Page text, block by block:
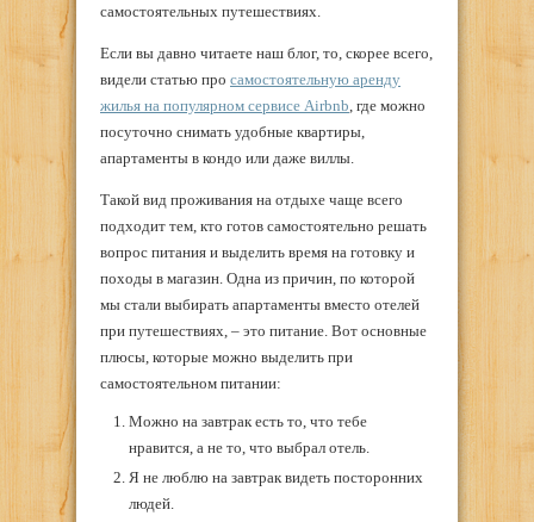
самостоятельных путешествиях.
Если вы давно читаете наш блог, то, скорее всего,
видели статью про самостоятельную аренду
жилья на популярном сервисе Airbnb , где можно
посуточно снимать удобные квартиры,
апартаменты в кондо или даже виллы.
Такой вид проживания на отдыхе чаще всего
подходит тем, кто готов самостоятельно решать
вопрос питания и выделить время на готовку и
походы в магазин. Одна из причин, по которой
мы стали выбирать апартаменты вместо отелей
при путешествиях, – это питание. Вот основные
плюсы, которые можно выделить при
самостоятельном питании:
Можно на завтрак есть то, что тебе
нравится, а не то, что выбрал отель.
Я не люблю на завтрак видеть посторонних
людей.